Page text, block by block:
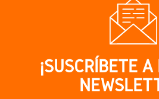
¡SUSCRÍBETE